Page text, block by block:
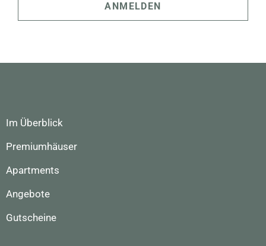
ANMELDEN
Im Überblick
Premiumhäuser
Apartments
Angebote
Gutscheine